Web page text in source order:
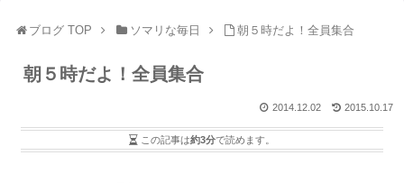
ブログ TOP ソマリな毎日 朝５時だよ！全員集合
朝５時だよ！全員集合
2015.10.17
2014.12.02
この記事は約3分で読めます。